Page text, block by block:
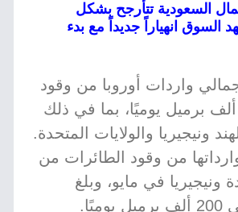
السعودية تتأرجح بشكل
انهياراً جديداً مع بدء
واردات أوروبا من وقود
الطائرات 550 ألف برميل يوميًا، بما في ذلك
ونيجيريا والولايات المتحدة.
من وقود الطائرات من
ونيجيريا في مايو، وبلغ